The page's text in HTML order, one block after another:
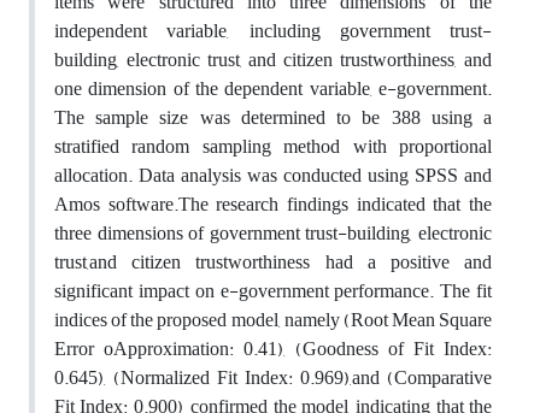
independent variable, including government trust-
building, electronic trust, and citizen trustworthiness, and
one dimension of the dependent variable, e-government.
The sample size was determined to be 388 using a
stratified random sampling method with proportional
allocation. Data analysis was conducted using SPSS and
Amos software.The research findings indicated that the
three dimensions of government trust-building, electronic
trust,and citizen trustworthiness had a positive and
significant impact on e-government performance. The fit
indices of the proposed model, namely (Root Mean Square
Error oApproximation: 0.41), (Goodness of Fit Index:
0.645), (Normalized Fit Index: 0.969),and (Comparative